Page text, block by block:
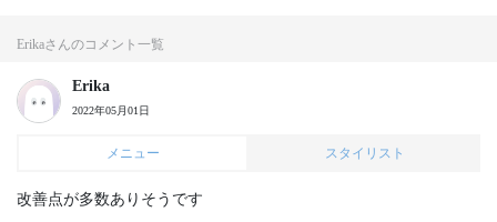
Erikaさんのコメント一覧
Erika
2022年05月01日
メニュー スタイリスト
改善点が多数ありそうです